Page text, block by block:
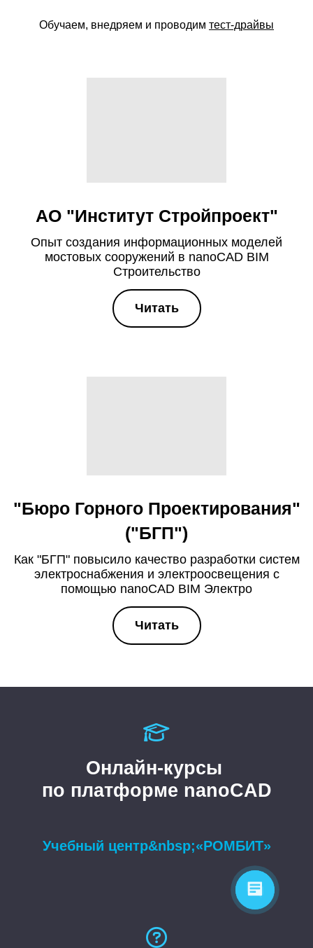
Обучаем, внедряем и проводим тест-драйвы
АО "Институт Стройпроект"
Опыт создания информационных моделей
мостовых сооружений в nanoCAD BIM
Строительство
Читать
"Бюро Горного Проектирования"
("БГП")
Как "БГП" повысило качество разработки систем
электроснабжения и электроосвещения с
помощью nanoCAD BIM Электро
Читать
Онлайн-курсы
по платформе nanoCAD
Учебный центр&nbsp;«РОМБИТ»